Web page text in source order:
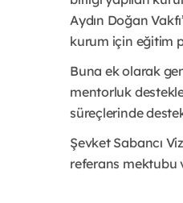
Aydın Doğan
kurum için eğitim
Buna ek olarak
mentorluk
süreçlerinde
Şevket Sabancı
referans mektubu